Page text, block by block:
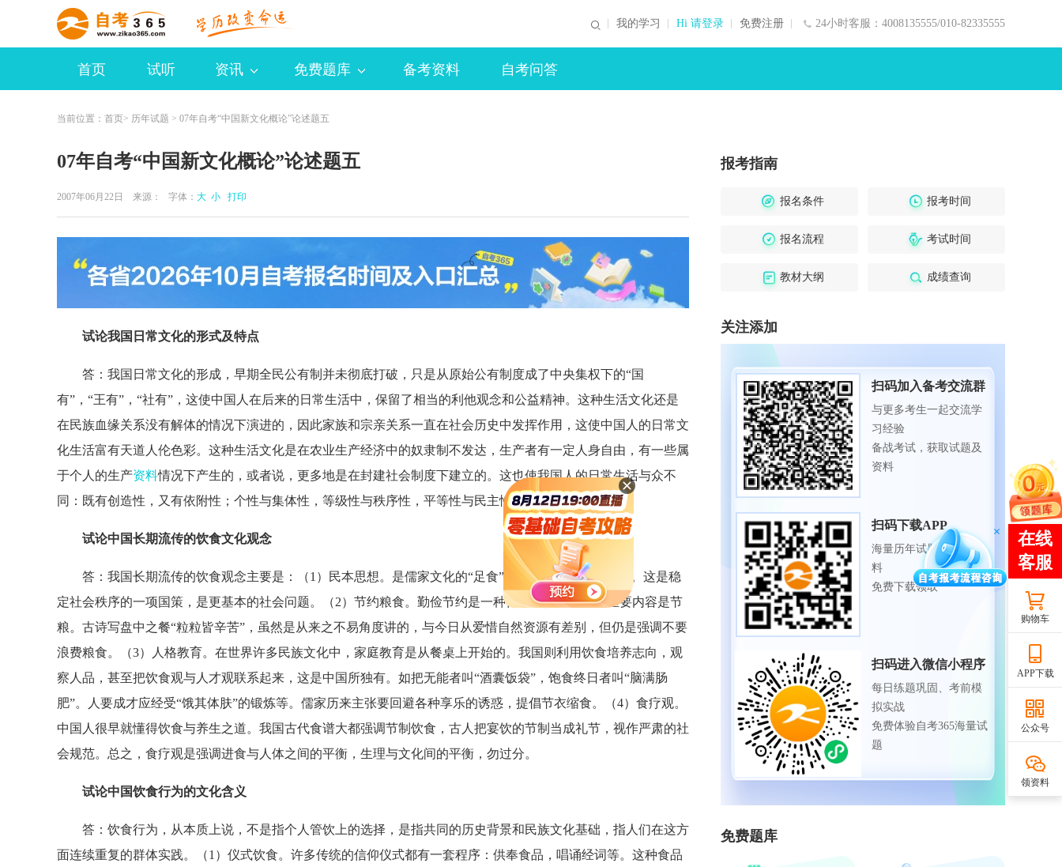
24小时客服：4008135555/010-82335555
我的学习 Hi 请登录 免费注册
首页 试听 资讯 免费题库 备考资料 自考问答
当前位置： 首页> 历年试题 > 07年自考“中国新文化概论”论述题五
07年自考“中国新文化概论”论述题五
2007年06月22日 来源： 字体： 大 小 打印
试论我国日常文化的形式及特点
答：我国日常文化的形成，早期全民公有制并未彻底打破，只是从原始公有制度成了中央集权下的“国
有”，“王有”，“社有”，这使中国人在后来的日常生活中，保留了相当的利他观念和公益精神。这种生活文化还是
在民族血缘关系没有解体的情况下演进的，因此家族和宗亲关系一直在社会历史中发挥作用，这使中国人的日常文
化生活富有天道人伦色彩。这种生活文化是在农业生产经济中的奴隶制不发达，生产者有一定人身自由，有一些属
于个人的生产资料情况下产生的，或者说，更多地是在封建社会制度下建立的。这也使我国人的日常生活与众不
同：既有创造性，又有依附性；个性与集体性，等级性与秩序性，平等性与民主性的界限不大清楚等。
试论中国长期流传的饮食文化观念
答：我国长期流传的饮食观念主要是：（1）民本思想。是儒家文化的“足食”观，就是让老百姓吃饱。这是稳
定社会秩序的一项国策，是更基本的社会问题。（2）节约粮食。勤俭节约是一种传统美德，节约的重要内容是节
粮。古诗写盘中之餐“粒粒皆辛苦”，虽然是从来之不易角度讲的，与今日从爱惜自然资源有差别，但仍是强调不要
浪费粮食。（3）人格教育。在世界许多民族文化中，家庭教育是从餐桌上开始的。我国则利用饮食培养志向，观
察人品，甚至把饮食观与人才观联系起来，这是中国所独有。如把无能者叫“酒囊饭袋”，饱食终日者叫“脑满肠
肥”。人要成才应经受“饿其体肤”的锻炼等。儒家历来主张要回避各种享乐的诱惑，提倡节衣缩食。（4）食疗观。
中国人很早就懂得饮食与养生之道。我国古代食谱大都强调节制饮食，古人把宴饮的节制当成礼节，视作严肃的社
会规范。总之，食疗观是强调进食与人体之间的平衡，生理与文化间的平衡，勿过分。
试论中国饮食行为的文化含义
答：饮食行为，从本质上说，不是指个人管饮上的选择，是指共同的历史背景和民族文化基础，指人们在这方
面连续重复的群体实践。（1）仪式饮食。许多传统的信仰仪式都有一套程序：供奉食品，唱诵经词等。这种食品
报考指南
报名条件 报考时间
报名流程 考试时间
教材大纲 成绩查询
关注添加
扫码加入备考交流群
与更多考生一起交流学
习经验
备战考试，获取试题及
资料
扫码下载APP
海量历年试题、备考资
料
免费下载领取
扫码进入微信小程序
每日练题巩固、考前模
拟实战
免费体验自考365海量试
题
免费题库
购物车
APP下载
公众号
领资料